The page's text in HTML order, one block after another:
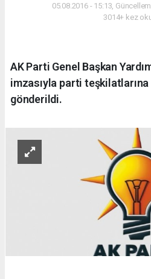
05.08.2016 - 15:13,
3014+ kez
AK Parti Genel Başkan
imzasıyla parti teşkilatlarına
gönderildi.